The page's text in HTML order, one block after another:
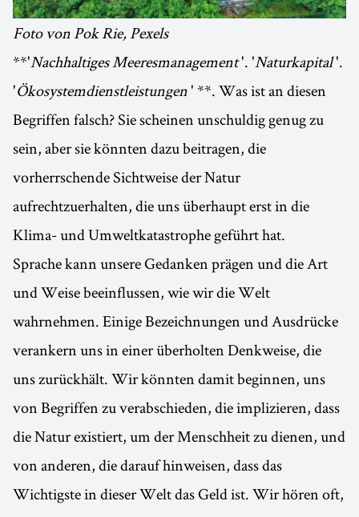
Foto von Pok Rie, Pexels
**'Nachhaltiges Meeresmanagement'. 'Naturkapital'.
'Ökosystemdienstleistungen' **. Was ist an diesen
Begriffen falsch? Sie scheinen unschuldig genug zu
sein, aber sie könnten dazu beitragen, die
vorherrschende Sichtweise der Natur
aufrechtzuerhalten, die uns überhaupt erst in die
Klima- und Umweltkatastrophe geführt hat.
Sprache kann unsere Gedanken prägen und die Art
und Weise beeinflussen, wie wir die Welt
wahrnehmen. Einige Bezeichnungen und Ausdrücke
verankern uns in einer überholten Denkweise, die
uns zurückhält. Wir könnten damit beginnen, uns
von Begriffen zu verabschieden, die implizieren, dass
die Natur existiert, um der Menschheit zu dienen, und
von anderen, die darauf hinweisen, dass das
Wichtigste in dieser Welt das Geld ist. Wir hören oft,